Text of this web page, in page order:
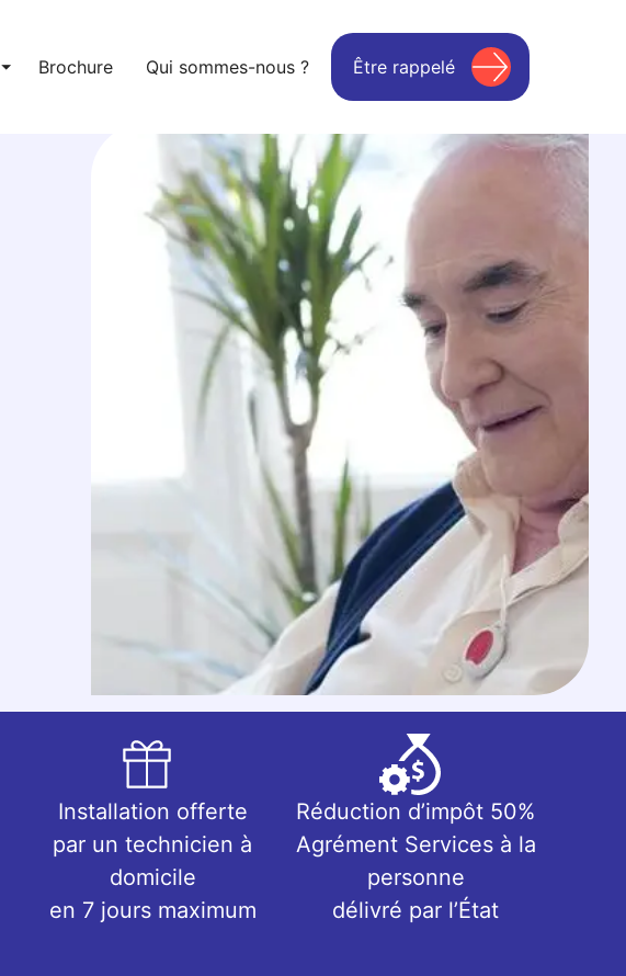
⏷ Brochure Qui sommes-nous ? Être rappelé
Installation offerte
par un technicien à
domicile
en 7 jours maximum
Réduction d’impôt 50%
Agrément Services à la
personne
délivré par l’État